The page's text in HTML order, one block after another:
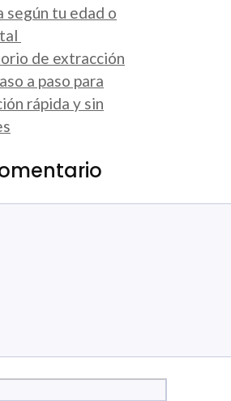
según tu edad o
de extracción
a paso para
rápida y sin